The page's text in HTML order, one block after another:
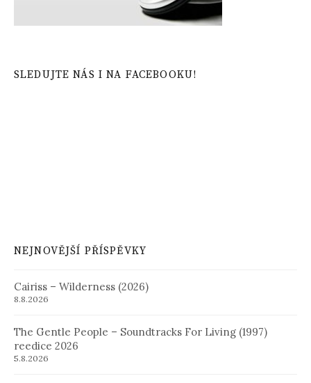
SLEDUJTE NÁS I NA FACEBOOKU!
NEJNOVĚJŠÍ PŘÍSPĚVKY
Cairiss – Wilderness (2026)
8.8.2026
The Gentle People – Soundtracks For Living (1997)
reedice 2026
5.8.2026